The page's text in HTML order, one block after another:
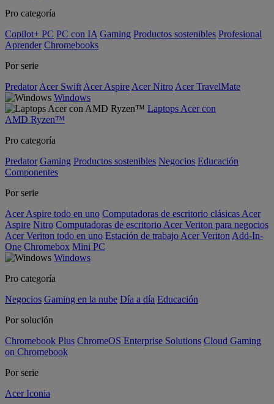
Pro categoría
Copilot+ PC PC con IA Gaming Productos sostenibles Profesional
Aprender Chromebooks
Por serie
Predator Acer Swift Acer Aspire Acer Nitro Acer TravelMate
Windows
Laptops Acer con
AMD Ryzen™
Pro categoría
Predator Gaming Productos sostenibles Negocios Educación
Componentes
Por serie
Acer Aspire todo en uno Computadoras de escritorio clásicas Acer
Aspire Nitro Computadoras de escritorio Acer Veriton para negocios
Acer Veriton todo en uno Estación de trabajo Acer Veriton Add-In-
One Chromebox Mini PC
Windows
Pro categoría
Negocios Gaming en la nube Día a día Educación
Por solución
Chromebook Plus ChromeOS Enterprise Solutions Cloud Gaming
on Chromebook
Por serie
Acer Iconia